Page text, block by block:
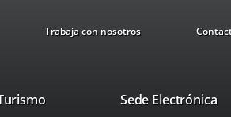
Trabaja con nosotros
This
Sede Electrónica